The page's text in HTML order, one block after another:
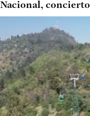
Nacional,